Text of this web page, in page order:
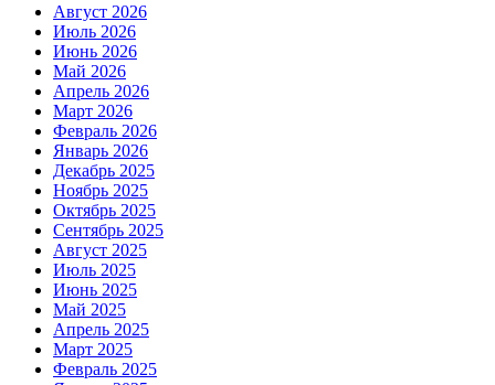
Август 2026
Июль 2026
Июнь 2026
Май 2026
Апрель 2026
Март 2026
Февраль 2026
Январь 2026
Декабрь 2025
Ноябрь 2025
Октябрь 2025
Сентябрь 2025
Август 2025
Июль 2025
Июнь 2025
Май 2025
Апрель 2025
Март 2025
Февраль 2025